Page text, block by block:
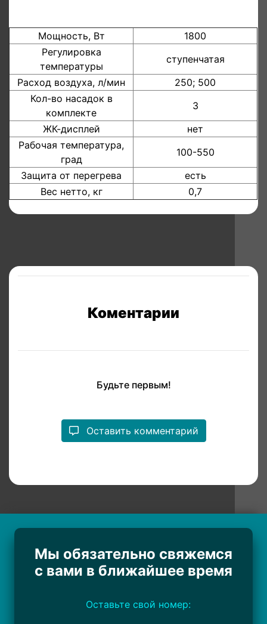
Мощность, Вт
1800
Регулировка
температуры
ступенчатая
Расход воздуха, л/мин
250; 500
Кол-во насадок в
комплекте
3
ЖК-дисплей
нет
Рабочая температура,
град
100-550
Защита от перегрева
есть
Вес нетто, кг
0,7
Коментарии
Будьте первым!
Оставить комментарий
Мы обязательно свяжемся
с вами в ближайшее время
Оставьте свой номер: